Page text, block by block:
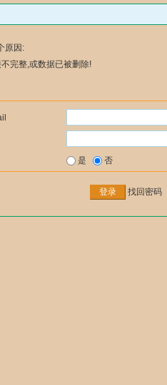
原因:
完整,或数据已被删除!
是 否
找回密码